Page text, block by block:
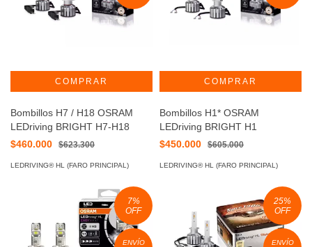
Bombillos H7 / H18 OSRAM
LEDriving BRIGHT H7-H18
$460.000
$623.300
LEDRIVING® HL (FARO PRINCIPAL)
Bombillos H1* OSRAM
LEDriving BRIGHT H1
$450.000
$605.000
LEDRIVING® HL (FARO PRINCIPAL)
7%
OFF
ENVÍO
25%
OFF
ENVÍO